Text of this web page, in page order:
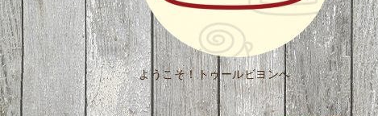
ようこそ！トゥールビヨンへ